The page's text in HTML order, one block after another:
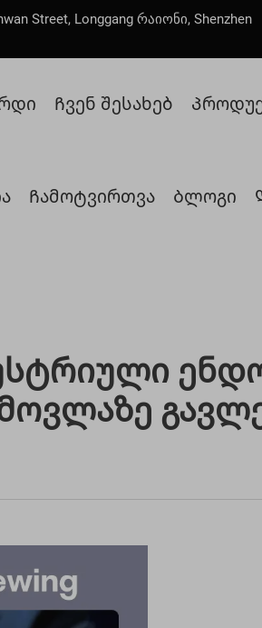
Street, Longgang რაიონი, Shenzhen
Ჩვენ შესახებ
Ჩამოტვირთვა Ბლოგი